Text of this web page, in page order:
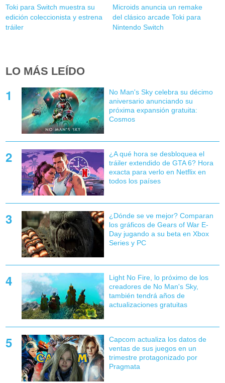
Toki para Switch muestra su
edición coleccionista y estrena
tráiler
Microids anuncia un remake
del clásico arcade Toki para
Nintendo Switch
LO MÁS LEÍDO
No Man's Sky celebra su décimo
aniversario anunciando su
próxima expansión gratuita:
Cosmos
¿A qué hora se desbloquea el
tráiler extendido de GTA 6? Hora
exacta para verlo en Netflix en
todos los países
¿Dónde se ve mejor? Comparan
los gráficos de Gears of War E-
Day jugando a su beta en Xbox
Series y PC
Light No Fire, lo próximo de los
creadores de No Man's Sky,
también tendrá años de
actualizaciones gratuitas
Capcom actualiza los datos de
ventas de sus juegos en un
trimestre protagonizado por
Pragmata